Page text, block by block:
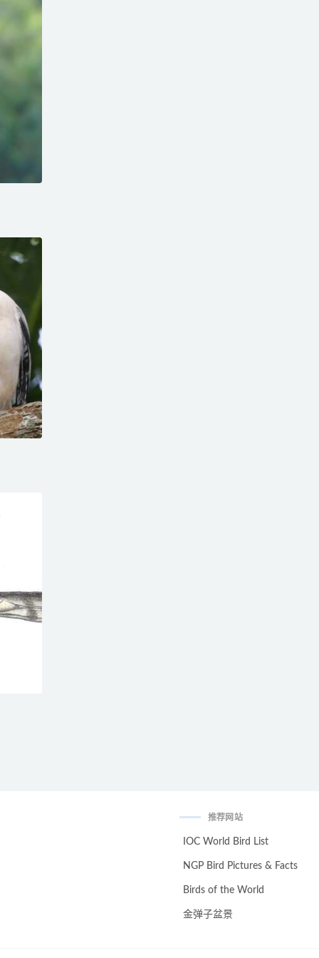
推荐网站
IOC World Bird List
NGP Bird Pictures & Facts
Birds of the World
金弹子盆景